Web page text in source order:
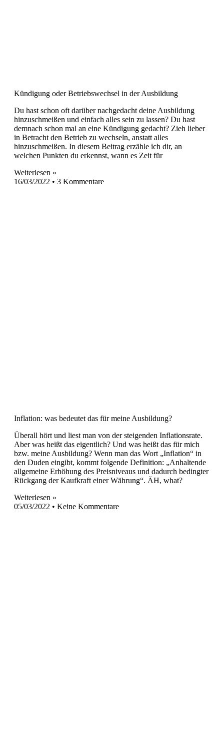
Kündigung oder Betriebswechsel in der Ausbildung
Du hast schon oft darüber nachgedacht deine Ausbildung
hinzuschmeißen und einfach alles sein zu lassen? Du hast
demnach schon mal an eine Kündigung gedacht? Zieh lieber
in Betracht den Betrieb zu wechseln, anstatt alles
hinzuschmeißen. In diesem Beitrag erzähle ich dir, an
welchen Punkten du erkennst, wann es Zeit für
Weiterlesen »
16/03/2022
3 Kommentare
Inflation: was bedeutet das für meine Ausbildung?
Überall hört und liest man von der steigenden Inflationsrate.
Aber was heißt das eigentlich? Und was heißt das für mich
bzw. meine Ausbildung? Wenn man das Wort „Inflation“ in
den Duden eingibt, kommt folgende Definition: „Anhaltende
allgemeine Erhöhung des Preisniveaus und dadurch bedingter
Rückgang der Kaufkraft einer Währung“. ÄH, what?
Weiterlesen »
05/03/2022
Keine Kommentare